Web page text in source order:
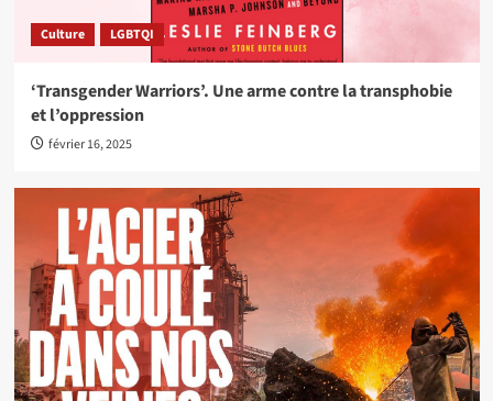
Culture LGBTQI
‘Transgender Warriors’. Une arme contre la transphobie
et l’oppression
février 16, 2025